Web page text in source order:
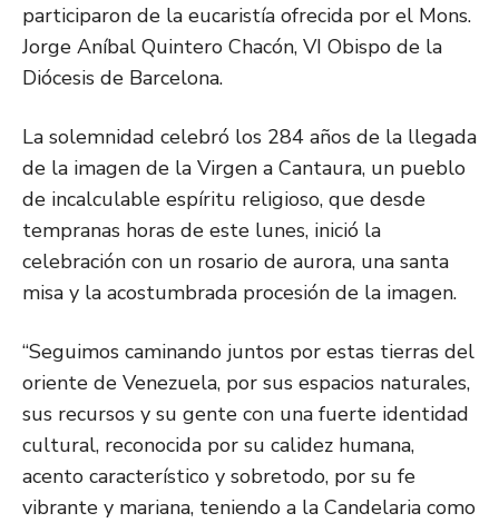
participaron de la eucaristía ofrecida por el Mons.
Jorge Aníbal Quintero Chacón, VI Obispo de la
Diócesis de Barcelona.
La solemnidad celebró los 284 años de la llegada
de la imagen de la Virgen a Cantaura, un pueblo
de incalculable espíritu religioso, que desde
tempranas horas de este lunes, inició la
celebración con un rosario de aurora, una santa
misa y la acostumbrada procesión de la imagen.
“Seguimos caminando juntos por estas tierras del
oriente de Venezuela, por sus espacios naturales,
sus recursos y su gente con una fuerte identidad
cultural, reconocida por su calidez humana,
acento característico y sobretodo, por su fe
vibrante y mariana, teniendo a la Candelaria como